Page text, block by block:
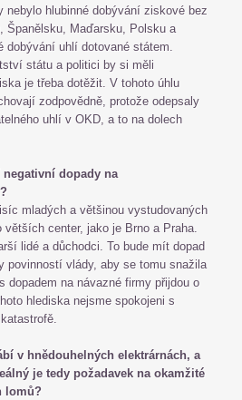
nebylo hlubinné dobývání ziskové bez
Španělsku, Maďarsku, Polsku a
dobývání uhlí dotované státem.
státu a politici by si měli
je třeba dotěžit. V tohoto úhlu
zodpovědně, protože odepsaly
uhlí v OKD, a to na dolech
dopady na
mladých a většinou vystudovaných
center, jako je Brno a Praha.
lidé a důchodci. To bude mít dopad
povinností vlády, aby se tomu snažila
dopadem na návazné firmy přijdou o
hlediska nejsme spokojeni s
v hnědouhelných elektrárnách, a
je tedy požadavek na okamžité
lomů?